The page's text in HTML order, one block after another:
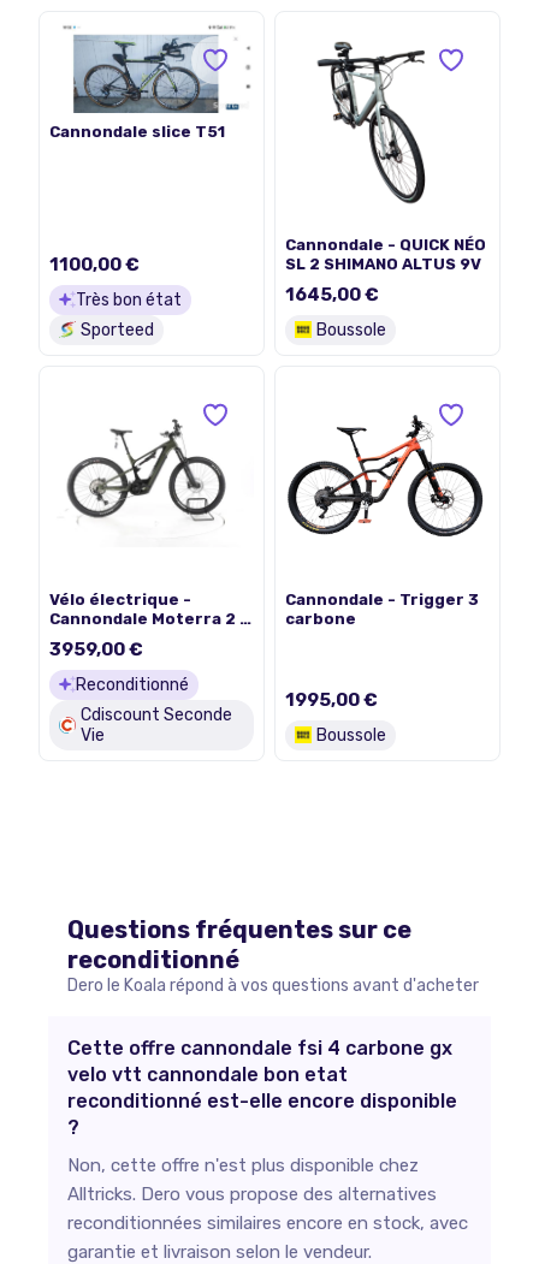
Cannondale slice T51
1100,00 €
Très bon état
Sporteed
Cannondale - QUICK NÉO
SL 2 SHIMANO ALTUS 9V
1645,00 €
Boussole
Vélo électrique -
Cannondale Moterra 2 -
tout suspendu - Bosch
750 Wh Reconditionné
3959,00 €
Reconditionné
Cdiscount Seconde
Vie
Cannondale - Trigger 3
carbone
1995,00 €
Boussole
Questions fréquentes sur ce
reconditionné
Dero le Koala répond à vos questions avant d'acheter
Cette offre cannondale fsi 4 carbone gx
velo vtt cannondale bon etat
reconditionné est-elle encore disponible
?
Non, cette offre n'est plus disponible chez
Alltricks. Dero vous propose des alternatives
reconditionnées similaires encore en stock, avec
garantie et livraison selon le vendeur.